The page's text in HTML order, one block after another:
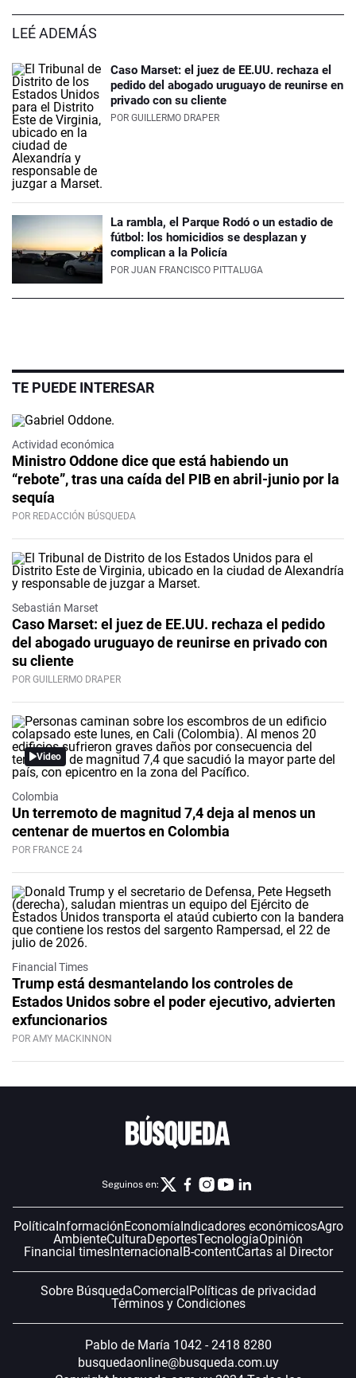
LEÉ ADEMÁS
Caso Marset: el juez de EE.UU. rechaza el
pedido del abogado uruguayo de reunirse en
privado con su cliente
POR GUILLERMO DRAPER
La rambla, el Parque Rodó o un estadio de
fútbol: los homicidios se desplazan y
complican a la Policía
POR JUAN FRANCISCO PITTALUGA
TE PUEDE INTERESAR
Actividad económica
Ministro Oddone dice que está habiendo un
“rebote”, tras una caída del PIB en abril-junio por la
sequía
POR REDACCIÓN BÚSQUEDA
Sebastián Marset
Caso Marset: el juez de EE.UU. rechaza el pedido
del abogado uruguayo de reunirse en privado con
su cliente
POR GUILLERMO DRAPER
Video
Colombia
Un terremoto de magnitud 7,4 deja al menos un
centenar de muertos en Colombia
POR FRANCE 24
Financial Times
Trump está desmantelando los controles de
Estados Unidos sobre el poder ejecutivo, advierten
exfuncionarios
POR AMY MACKINNON
Seguinos en:
PolíticaInformaciónEconomíaIndicadores económicosAgro
AmbienteCulturaDeportesTecnologíaOpinión
Financial timesInternacionalB-contentCartas al Director
Sobre BúsquedaComercialPolíticas de privacidad
Términos y Condiciones
Pablo de María 1042 - 2418 8280
busquedaonline@busqueda.com.uy